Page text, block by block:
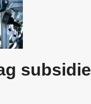
subsidie